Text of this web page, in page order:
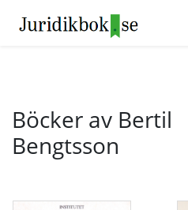
Böcker av Bertil
Bengtsson